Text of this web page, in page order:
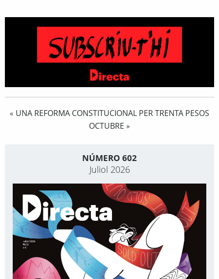
« UNA REFORMA CONSTITUCIONAL PER TRENTA PESOS
OCTUBRE »
NÚMERO 602
Juliol 2026